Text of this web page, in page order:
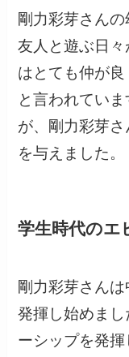
剛力彩芽さん
友人と遊ぶ日
はとても仲が
と言われてい
が、剛力彩芽
を与えました。
学生時代のエ
剛力彩芽さん
発揮し始めま
ーシップを発